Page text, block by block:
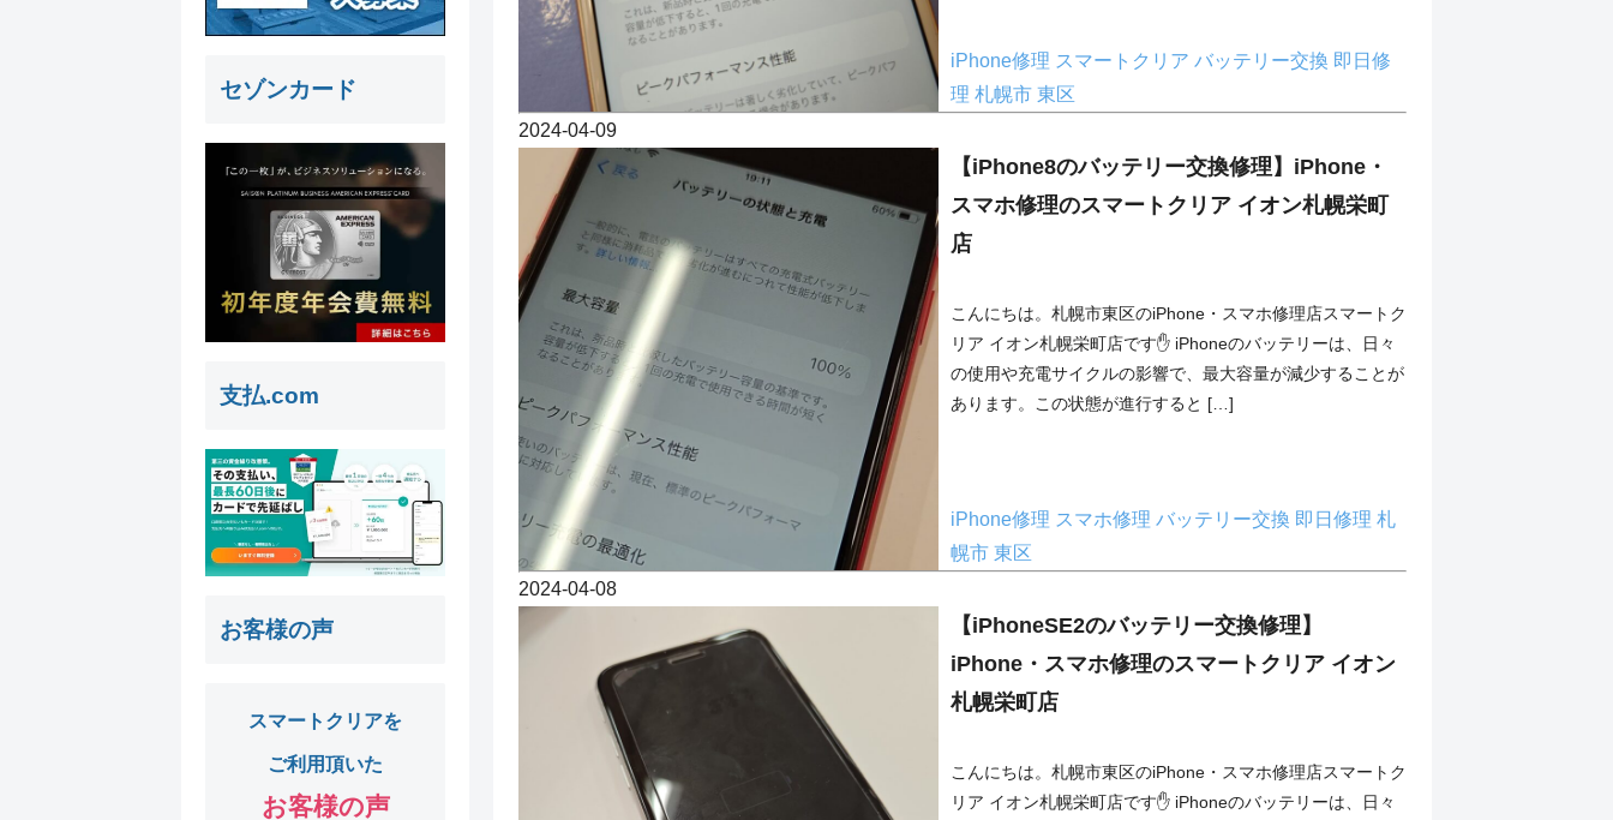
iPhone修理 スマートクリア バッテリー交換 即日修
理 札幌市 東区
2024-04-09
【iPhone8のバッテリー交換修理】iPhone・
スマホ修理のスマートクリア イオン札幌栄町
店
こんにちは。札幌市東区のiPhone・スマホ修理店スマートク
リア イオン札幌栄町店です✋ iPhoneのバッテリーは、日々
の使用や充電サイクルの影響で、最大容量が減少することが
あります。この状態が進行すると […]
iPhone修理 スマホ修理 バッテリー交換 即日修理 札
幌市 東区
2024-04-08
【iPhoneSE2のバッテリー交換修理】
iPhone・スマホ修理のスマートクリア イオン
札幌栄町店
こんにちは。札幌市東区のiPhone・スマホ修理店スマートク
リア イオン札幌栄町店です✋ iPhoneのバッテリーは、日々
セゾンカード
支払.com
お客様の声
スマートクリアを
ご利用頂いた
お客様の声